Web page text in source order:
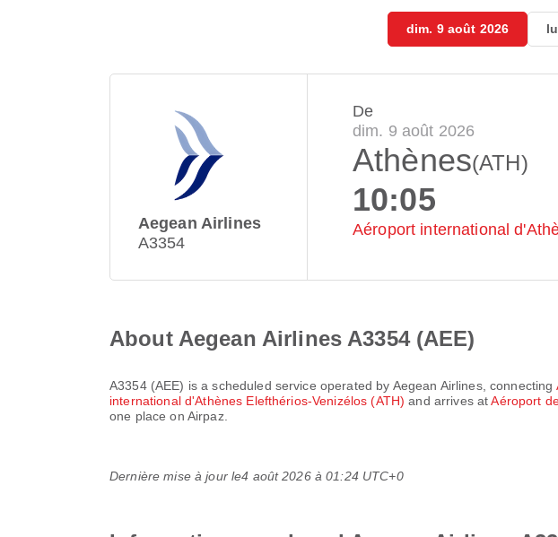
dim. 9 août 2026
Aegean Airlines
A3354
De
dim. 9 août 2026
Athènes(ATH)
10:05
Aéroport international
About Aegean Airlines A3354 (AEE)
A3354(AEE) is a scheduled service operated by Aegean Airlines, connecting
international d'Athènes Elefthérios-Venizélos (ATH)and arrives atAéroport
one place on Airpaz.
Dernière mise à jour le4 août 2026 à 01:24 UTC+0